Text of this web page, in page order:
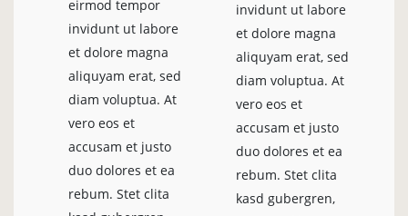
eirmod tempor
invidunt ut labore
et dolore magna
aliquyam erat, sed
diam voluptua. At
vero eos et
accusam et justo
duo dolores et ea
rebum. Stet clita
invidunt ut labore
et dolore magna
aliquyam erat, sed
diam voluptua. At
vero eos et
accusam et justo
duo dolores et ea
rebum. Stet clita
kasd gubergren,